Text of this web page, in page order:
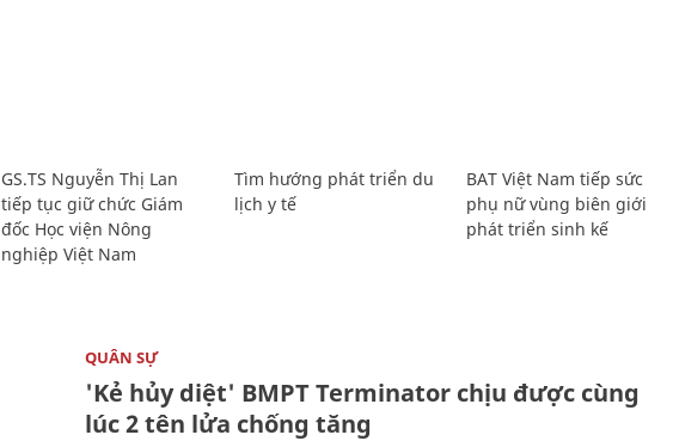
GS.TS Nguyễn Thị Lan
tiếp tục giữ chức Giám
đốc Học viện Nông
nghiệp Việt Nam
Tìm hướng phát triển du
lịch y tế
BAT Việt Nam tiếp sức
phụ nữ vùng biên giới
phát triển sinh kế
QUÂN SỰ
'Kẻ hủy diệt' BMPT Terminator chịu được cùng
lúc 2 tên lửa chống tăng